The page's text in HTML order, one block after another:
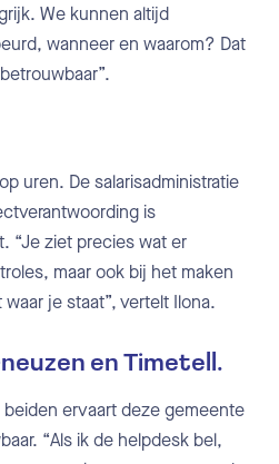
We kunnen altijd
wanneer en waarom? Dat
uren. De salarisadministratie
is
“Je ziet precies wat er
maar ook bij het maken
je staat”, vertelt Ilona.
en Timetell.
ervaart deze gemeente
“Als ik de helpdesk bel,